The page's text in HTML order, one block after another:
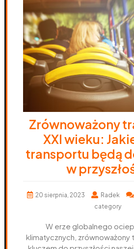
Zrównoważony
XXI wieku:
transportu będą
w
20 sierpnia, 2023 Radek
category
W erze globalnego
klimatycznych, zrównoważony